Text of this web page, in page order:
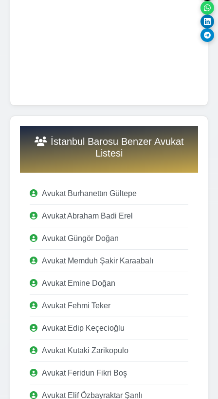
İstanbul Barosu Benzer Avukat
Listesi
Avukat Burhanettın Gültepe
Avukat Abraham Badi Erel
Avukat Güngör Doğan
Avukat Memduh Şakir Karaabalı
Avukat Emine Doğan
Avukat Fehmi Teker
Avukat Edip Keçecioğlu
Avukat Kutaki Zarikopulo
Avukat Feridun Fikri Boş
Avukat Elif Özbayraktar Şanlı